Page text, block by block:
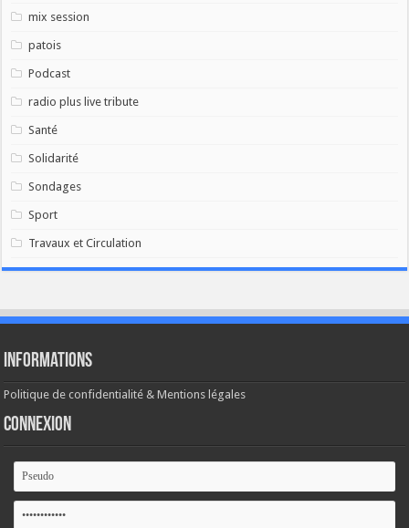
mix session
patois
Podcast
radio plus live tribute
Santé
Solidarité
Sondages
Sport
Travaux et Circulation
Informations
Politique de confidentialité & Mentions légales
Connexion